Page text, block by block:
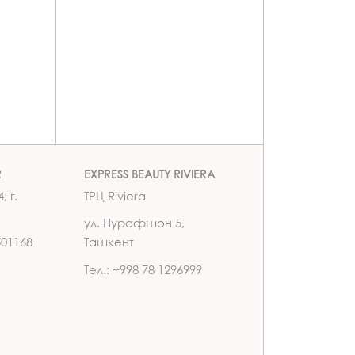
г.
EXPRESS BEAUTY RIVIERA
ТРЦ Riviera
ул. Нурафшон 5,
Ташкент
Тел.: +998 78 1296999